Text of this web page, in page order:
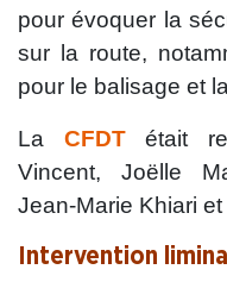
pour évoquer la
sur la route,
pour le balisage et
La CFDT
était
Vincent, Joëlle
Jean-Marie Khiari
Intervention